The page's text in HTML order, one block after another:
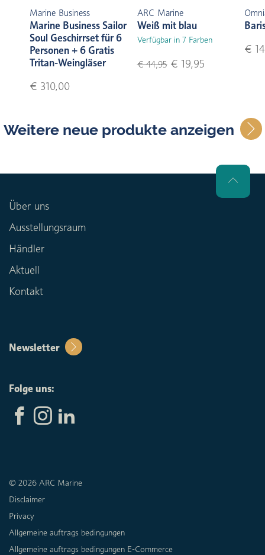
Marine Business
Marine Business Sailor
Soul Geschirrset für 6
Personen + 6 Gratis
Tritan-Weingläser
€ 310,00
ARC Marine
Weiß mit blau
Verfügbar in 7 Farben
€ 44,95€ 19,95
€
Weitere neue produkte anzeigen
Über uns
Ausstellungsraum
Händler
Aktuell
Kontakt
Newsletter
Folge uns:
© 2026 ARC Marine
Disclaimer
Privacy
Allgemeine auftrags bedingungen
Allgemeine auftrags bedingungen E-Commerce